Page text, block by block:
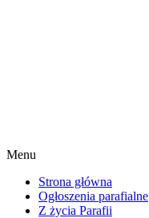
Menu
Strona główna
Ogłoszenia parafialne
Z życia Parafii